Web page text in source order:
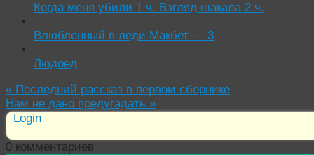
Когда меня убили 1 ч. Взгляд шакала 2 ч.
Влюбленный в леди Макбет — 3
Людоед
« Последний рассказ в первом сборнике
Нам не дано предугадать »
Login
0 комментариев